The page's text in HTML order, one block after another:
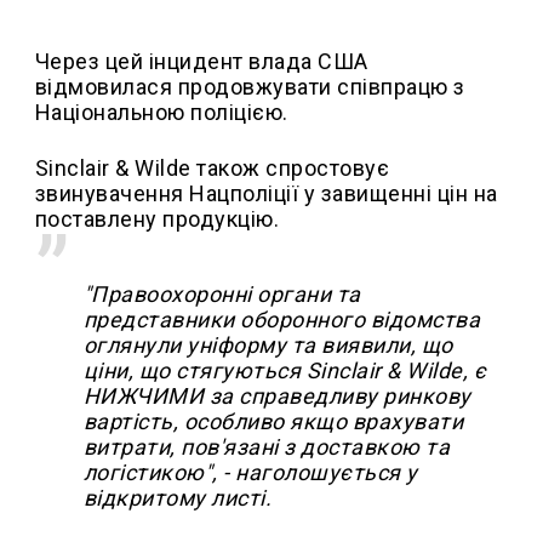
Через цей інцидент влада США
відмовилася продовжувати співпрацю з
Національною поліцією.
Sinclair & Wilde також спростовує
звинувачення Нацполіції у завищенні цін на
поставлену продукцію.
"Правоохоронні органи та
представники оборонного відомства
оглянули уніформу та виявили, що
ціни, що стягуються Sinclair & Wilde, є
НИЖЧИМИ за справедливу ринкову
вартість, особливо якщо врахувати
витрати, пов'язані з доставкою та
логістикою", - наголошується у
відкритому листі.